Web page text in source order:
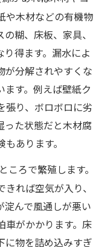
や木材などの有機物
糊、床板、家具、
得ます。漏水によ
が分解されやすくな
ます。例えば壁紙ク
張り、ボロボロに劣
った状態だと木材腐
あります。
ころで繁殖します。
れば空気が入り、
淀んで風通しが悪い
車がかかります。床
に物を詰め込みすぎ